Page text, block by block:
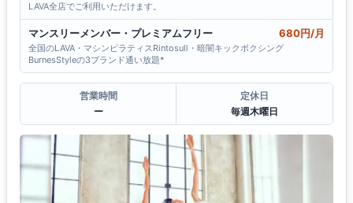
LAVA全店でご利用いただけます。
マンスリーメンバー・プレミアムフリー 680円/月
全国のLAVA・マシンピラティスRintosull・暗闇キックボクシング
BurnesStyleの3ブランド通い放題*
営業時間
ー
定休日
毎週木曜日